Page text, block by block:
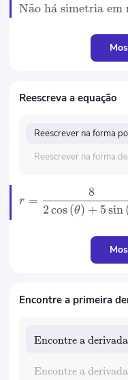
Na
˜o ha
ˊ simetria em
Reescreva a equação
Reescrever na forma
Reescrever na forma
r =
2cos(θ) + 5sin (
8
Encontre a primeira
Encontre a
Encontre a